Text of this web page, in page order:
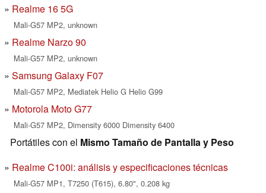
Realme 16 5G
Mali-G57 MP2, unknown
Realme Narzo 90
Mali-G57 MP2, unknown
Samsung Galaxy F07
Mali-G57 MP2, Mediatek Helio G Helio G99
Motorola Moto G77
Mali-G57 MP2, Dimensity 6000 Dimensity 6400
Portátiles con el Mismo Tamaño de Pantalla y Peso
Realme C100i: análisis y especificaciones técnicas
Mali-G57 MP1, T7250 (T615), 6.80", 0.208 kg